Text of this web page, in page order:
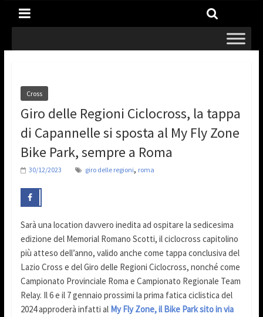
Cross
Giro delle Regioni Ciclocross, la tappa
di Capannelle si sposta al My Fly Zone
Bike Park, sempre a Roma
30/12/2023 giro delle regioni, roma
Sarà una location davvero inedita ad ospitare la sedicesima
edizione del Memorial Romano Scotti, il ciclocross capitolino
più atteso dell’anno, valido anche come tappa conclusiva del
Lazio Cross e del Giro delle Regioni Ciclocross, nonché come
Campionato Provinciale Roma e Campionato Regionale Team
Relay. Il 6 e il 7 gennaio prossimi la prima fatica ciclistica del
2024 approderà infatti al My Fly Zone, il Bike Park sito in via